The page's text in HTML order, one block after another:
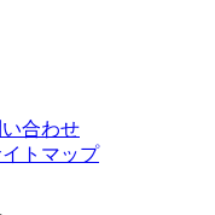
トマップ